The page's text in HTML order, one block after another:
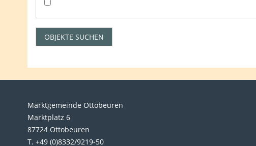
Marktgemeinde Ottobeuren
Marktplatz 6
87724 Ottobeuren
T. +49 (0)8332/9219-50